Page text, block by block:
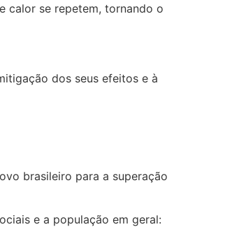
calor se repetem, tornando o
dos seus efeitos e à
brasileiro para a superação
e a população em geral: